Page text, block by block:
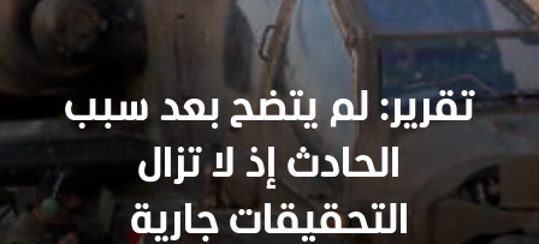
تقرير: لم يتضح بعد سبب
الحادث إذ لا تزال
التحقيقات جارية